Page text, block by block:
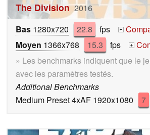
The Division 2016
Bas 1280x720 22.8 fps +
Moyen 1366x768 15.3 fps +
» Les benchmarks indiquent que le
avec les paramètres testés.
Additional Benchmarks
Medium Preset 4xAF 1920x1080
7